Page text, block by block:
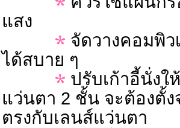
แสง
จัดวางคอมพิว
ได้สบาย ๆ
ปรับเก้าอี้นั่งใ
แว่นตา 2 ชั้น จะต้องตั้
ตรงกับเลนส์แว่นตา